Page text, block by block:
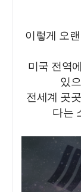
이렇게 오
미국 전역
있
전세계 곳
다는